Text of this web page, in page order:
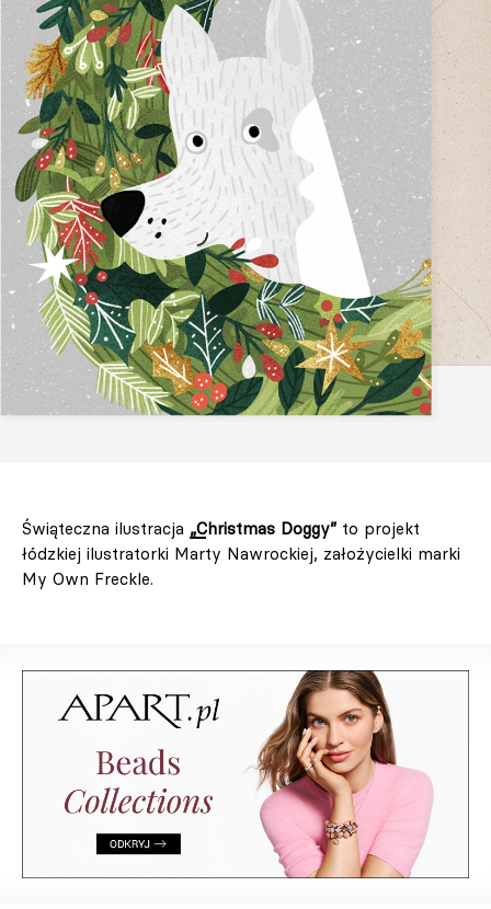
Świąteczna ilustracja „Christmas Doggy” to projekt
łódzkiej ilustratorki Marty Nawrockiej, założycielki marki
My Own Freckle.